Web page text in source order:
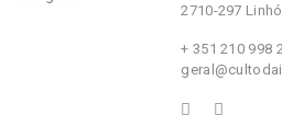
2710-297 Linhó
+ 351 210 998